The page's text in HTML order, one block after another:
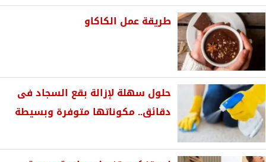
طريقة عمل الكاكاو
حلول سهلة لإزالة بقع السجاد فى
دقائق.. مكوناتها متوفرة وبسيطة